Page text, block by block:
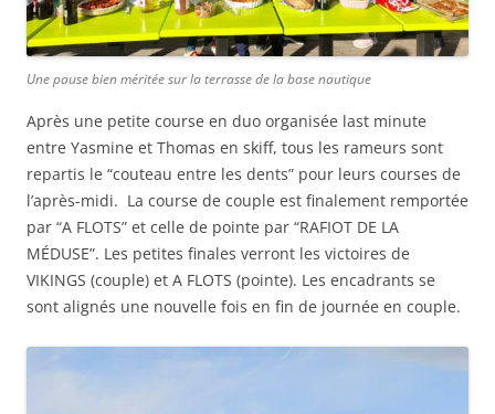
Une pause bien méritée sur la terrasse de la base nautique
Après une petite course en duo organisée last minute
entre Yasmine et Thomas en skiff, tous les rameurs sont
repartis le “couteau entre les dents” pour leurs courses de
l’après-midi. La course de couple est finalement remportée
par “A FLOTS” et celle de pointe par “RAFIOT DE LA
MÉDUSE”. Les petites finales verront les victoires de
VIKINGS (couple) et A FLOTS (pointe). Les encadrants se
sont alignés une nouvelle fois en fin de journée en couple.